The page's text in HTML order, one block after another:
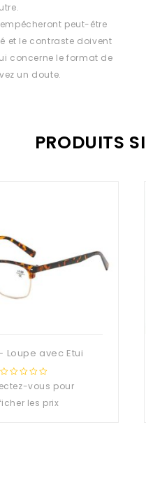
peut-être
et le contraste doivent
concerne le format de
un doute.
PRODUITS
Loupe avec Etui
0
vous pour
les prix